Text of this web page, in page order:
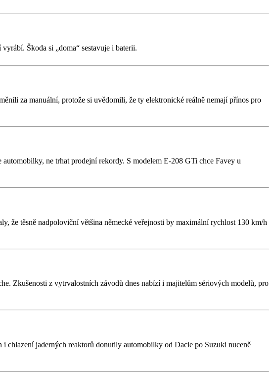
Škoda si „doma“ sestavuje i baterii.
za manuální, protože si uvědomili, že ty elektronické reálně nemají přínos pro
ne trhat prodejní rekordy. S modelem E-208 GTi chce Favey u
že těsně nadpoloviční většina německé veřejnosti by maximální rychlost 130 km/h
Zkušenosti z vytrvalostních závodů dnes nabízí i majitelům sériových modelů, pro
jaderných reaktorů donutily automobilky od Dacie po Suzuki nuceně